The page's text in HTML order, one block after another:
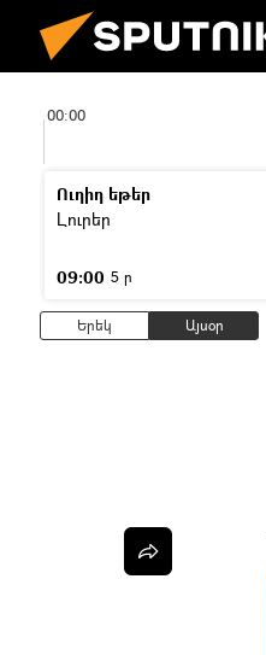
00:00
Ուղիղ եթեր
Լուրեր
09:00 5 ր
Երեկ Այսօր